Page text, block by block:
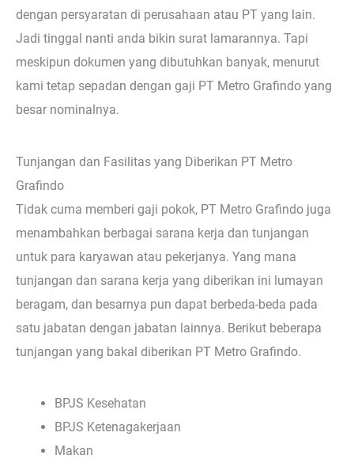
dengan persyaratan di perusahaan atau PT yang lain.
Jadi tinggal nanti anda bikin surat lamarannya. Tapi
meskipun dokumen yang dibutuhkan banyak, menurut
kami tetap sepadan dengan gaji PT Metro Grafindo yang
besar nominalnya.
Tunjangan dan Fasilitas yang Diberikan PT Metro
Grafindo
Tidak cuma memberi gaji pokok, PT Metro Grafindo juga
menambahkan berbagai sarana kerja dan tunjangan
untuk para karyawan atau pekerjanya. Yang mana
tunjangan dan sarana kerja yang diberikan ini lumayan
beragam, dan besarnya pun dapat berbeda-beda pada
satu jabatan dengan jabatan lainnya. Berikut beberapa
tunjangan yang bakal diberikan PT Metro Grafindo.
BPJS Kesehatan
BPJS Ketenagakerjaan
Makan